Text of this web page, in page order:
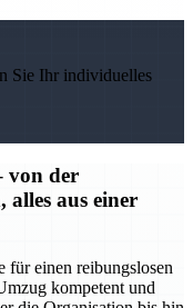
Sie Ihr individuelles
von der
aus einer
für einen reibungslosen
kompetent und